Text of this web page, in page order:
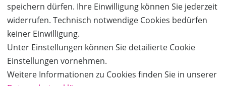
speichern dürfen. Ihre Einwilligung können Sie jederzeit
widerrufen. Technisch notwendige Cookies bedürfen
keiner Einwilligung.
Unter Einstellungen können Sie detailierte Cookie
Einstellungen vornehmen.
Weitere Informationen zu Cookies finden Sie in unserer